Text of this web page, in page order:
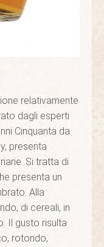
relativamente
dagli esperti
Cinquanta da
presenta
Si tratta di
presenta un
Alla
di cereali, in
Il gusto risulta
rotondo,